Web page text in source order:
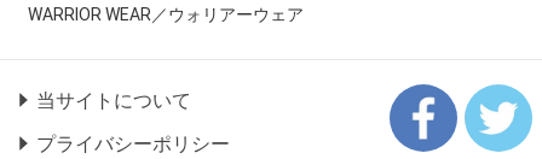
WARRIOR WEAR／ウォリアーウェア
当サイトについて
プライバシーポリシー